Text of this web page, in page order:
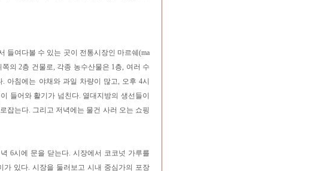
들여다볼 수 있는 곳이 전통시장인 마르쉐(ma
의 2층 건물로, 각종 농수산물은 1층, 여러 수
아침에는 야채와 과일 차량이 많고, 오후 4시
들어와 활기가 넘친다. 열대지방의 생선들이
잡는다. 그리고 저녁에는 물건 사러 오는 쇼핑
6시에 문을 닫는다. 시장에서 코코넛 가루를
가 있다. 시장을 둘러보고 시내 중심가의 포장